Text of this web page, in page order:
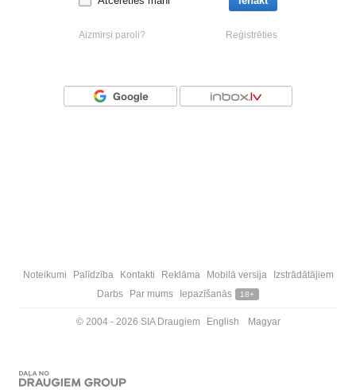
Aizmirsi paroli? Reģistrēties
Noteikumi Palīdzība Kontakti Reklāma Mobilā versija
Izstrādātājiem
Darbs
Par mums Iepazīšanās 18+
© 2004 - 2026 SIA Draugiem English Magyar